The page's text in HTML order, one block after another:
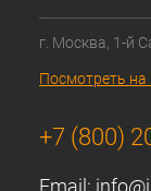
г. Москва, 1-й
Посмотреть на
+7 (800)
Email: